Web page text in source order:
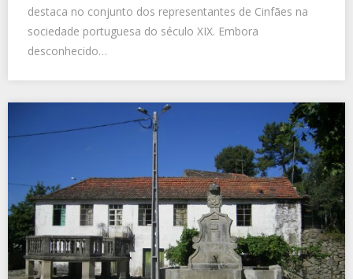
destaca no conjunto dos representantes de Cinfães na
sociedade portuguesa do século XIX. Embora
desconhecido…